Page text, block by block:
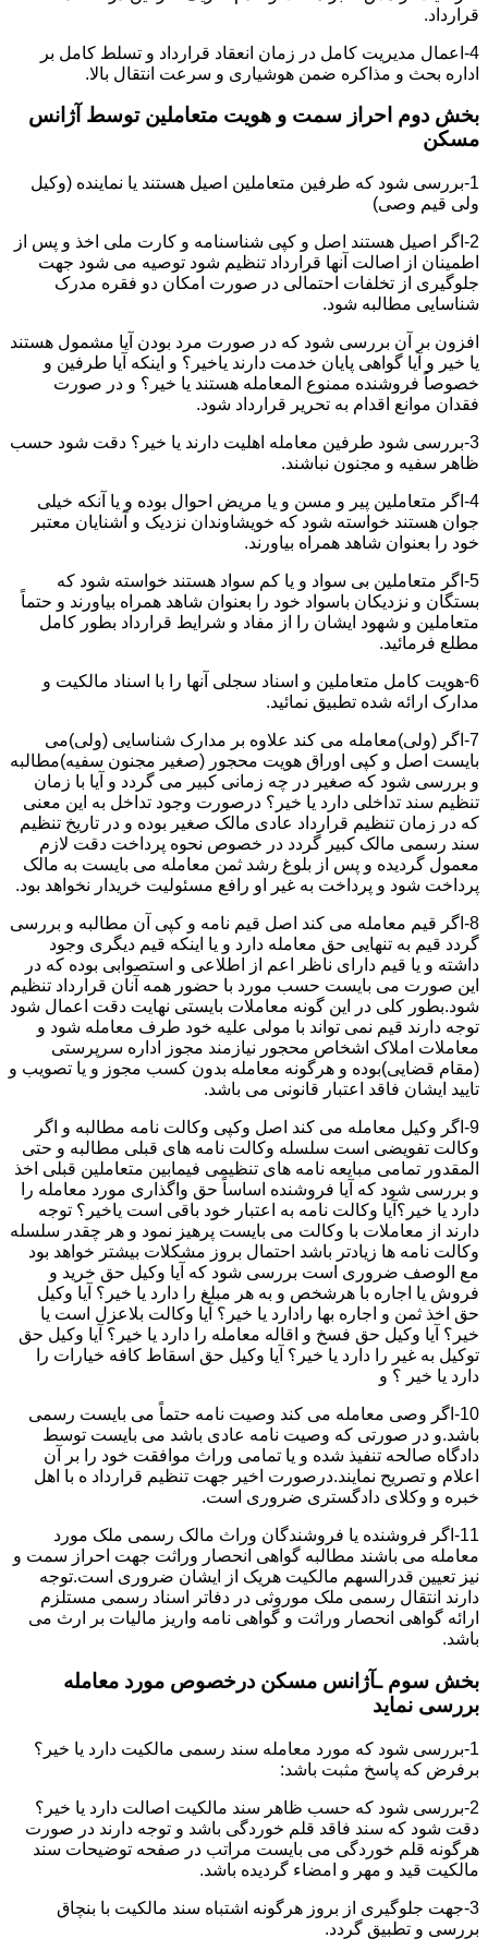
قرارداد.
4-اعمال مدیریت کامل در زمان انعقاد قرارداد و تسلط کامل بر
اداره بحث و مذاکره ضمن هوشیاری و سرعت انتقال بالا.
بخش دوم احراز سمت و هویت متعاملین توسط آژانس
مسکن
1-بررسی شود که طرفین متعاملین اصیل هستند یا نماینده (وکیل
ولی قیم وصی)
2-اگر اصیل هستند اصل و کپی شناسنامه و کارت ملی اخذ و پس از
اطمینان از اصالت آنها قرارداد تنظیم شود توصیه می شود جهت
جلوگیری از تخلفات احتمالی در صورت امکان دو فقره مدرک
شناسایی مطالبه شود.
افزون بر آن بررسی شود که در صورت مرد بودن آیا مشمول هستند
یا خیر و آیا گواهی پایان خدمت دارند یاخیر؟ و اینکه آیا طرفین و
خصوصاً فروشنده ممنوع المعامله هستند یا خیر؟ و در صورت
فقدان موانع اقدام به تحریر قرارداد شود.
3-بررسی شود طرفین معامله اهلیت دارند یا خیر؟ دقت شود حسب
ظاهر سفیه و مجنون نباشند.
4-اگر متعاملین پیر و مسن و یا مریض احوال بوده و یا آنکه خیلی
جوان هستند خواسته شود که خویشاوندان نزدیک و آشنایان معتبر
خود را بعنوان شاهد همراه بیاورند.
5-اگر متعاملین بی سواد و یا کم سواد هستند خواسته شود که
بستگان و نزدیکان باسواد خود را بعنوان شاهد همراه بیاورند و حتماً
متعاملین و شهود ایشان را از مفاد و شرایط قرارداد بطور کامل
مطلع فرمائید.
6-هویت کامل متعاملین و اسناد سجلی آنها را با اسناد مالکیت و
مدارک ارائه شده تطبیق نمائید.
7-اگر (ولی)معامله می کند علاوه بر مدارک شناسایی (ولی)می
بایست اصل و کپی اوراق هویت محجور (صغیر مجنون سفیه)مطالبه
و بررسی شود که صغیر در چه زمانی کبیر می گردد و آیا با زمان
تنظیم سند تداخلی دارد یا خیر؟ درصورت وجود تداخل به این معنی
که در زمان تنظیم قرارداد عادی مالک صغیر بوده و در تاریخ تنظیم
سند رسمی مالک کبیر گردد در خصوص نحوه پرداخت دقت لازم
معمول گردیده و پس از بلوغ رشد ثمن معامله می بایست به مالک
پرداخت شود و پرداخت به غیر او رافع مسئولیت خریدار نخواهد بود.
8-اگر قیم معامله می کند اصل قیم نامه و کپی آن مطالبه و بررسی
گردد قیم به تنهایی حق معامله دارد و یا اینکه قیم دیگری وجود
داشته و یا قیم دارای ناظر اعم از اطلاعی و استصوابی بوده که در
این صورت می بایست حسب مورد با حضور همه آنان قرارداد تنظیم
شود.بطور کلی در این گونه معاملات بایستی نهایت دقت اعمال شود
توجه دارند قیم نمی تواند با مولی علیه خود طرف معامله شود و
معاملات املاک اشخاص محجور نیازمند مجوز اداره سرپرستی
(مقام قضایی)بوده و هرگونه معامله بدون کسب مجوز و یا تصویب و
تایید ایشان فاقد اعتبار قانونی می باشد.
9-اگر وکیل معامله می کند اصل وکپی وکالت نامه مطالبه و اگر
وکالت تفویضی است سلسله وکالت نامه های قبلی مطالبه و حتی
المقدور تمامی مبایعه نامه های تنظیمی فیمابین متعاملین قبلی اخذ
و بررسی شود که آیا فروشنده اساساً حق واگذاری مورد معامله را
دارد یا خیر؟آیا وکالت نامه به اعتبار خود باقی است یاخیر؟ توجه
دارند از معاملات با وکالت می بایست پرهیز نمود و هر چقدر سلسله
وکالت نامه ها زیادتر باشد احتمال بروز مشکلات بیشتر خواهد بود
مع الوصف ضروری است بررسی شود که آیا وکیل حق خرید و
فروش یا اجاره با هرشخص و به هر مبلغ را دارد یا خیر؟ آیا وکیل
حق اخذ ثمن و اجاره بها رادارد یا خیر؟ آیا وکالت بلاعزل است یا
خیر؟ آیا وکیل حق فسخ و اقاله معامله را دارد یا خیر؟ آیا وکیل حق
توکیل به غیر را دارد یا خیر؟ آیا وکیل حق اسقاط کافه خیارات را
دارد یا خیر ؟ و
10-اگر وصی معامله می کند وصیت نامه حتماً می بایست رسمی
باشد.و در صورتی که وصیت نامه عادی باشد می بایست توسط
دادگاه صالحه تنفیذ شده و یا تمامی وراث موافقت خود را بر آن
اعلام و تصریح نمایند.درصورت اخیر جهت تنظیم قرارداد ه با اهل
خبره و وکلای دادگستری ضروری است.
11-اگر فروشنده یا فروشندگان وراث مالک رسمی ملک مورد
معامله می باشند مطالبه گواهی انحصار وراثت جهت احراز سمت و
نیز تعیین قدرالسهم مالکیت هریک از ایشان ضروری است.توجه
دارند انتقال رسمی ملک موروثی در دفاتر اسناد رسمی مستلزم
ارائه گواهی انحصار وراثت و گواهی نامه واریز مالیات بر ارث می
باشد.
بخش سوم ـآژانس مسکن درخصوص مورد معامله
بررسی نماید
1-بررسی شود که مورد معامله سند رسمی مالکیت دارد یا خیر؟
برفرض که پاسخ مثبت باشد:
2-بررسی شود که حسب ظاهر سند مالکیت اصالت دارد یا خیر؟
دقت شود که سند فاقد قلم خوردگی باشد و توجه دارند در صورت
هرگونه قلم خوردگی می بایست مراتب در صفحه توضیحات سند
مالکیت قید و مهر و امضاء گردیده باشد.
3-جهت جلوگیری از بروز هرگونه اشتباه سند مالکیت با بنچاق
بررسی و تطبیق گردد.